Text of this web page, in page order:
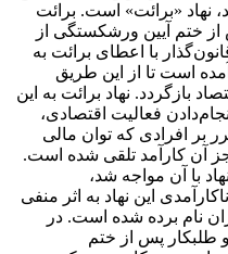
نهاد «برائت» است. برائت
ختم آیین ورشکستگی از
با اعطای برائت به
است تا از این طریق
بازگردد. نهاد برائت به این
فعالیت اقتصادی،
بر افرادی که توان مالی
جز آن کارآمد تلقی شده است.
با آن مواجه شد،
این نهاد به اثر منفی
نام برده شده است. در
و طلبکار پس از ختم